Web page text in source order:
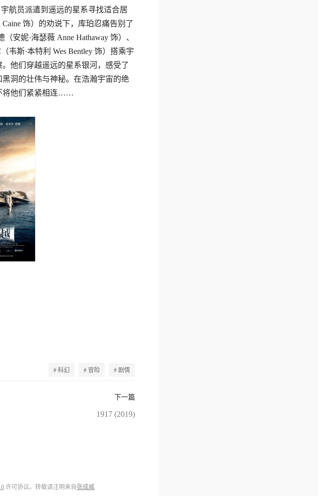
航员派遣到遥远的星系寻找适合居
饰）的劝说下，库珀忍痛告别了
安妮·海瑟薇 Anne Hathaway 饰）、
韦斯·本特利 Wes Bentley 饰）搭乘宇
他们穿越遥远的星系银河，感受了
洞的壮伟与神秘。在浩瀚宇宙的绝
将他们紧紧相连……
# 科幻 # 冒险 # 剧情
下一篇
1917 (2019)
.许可协议。转载请注明来自 张成威